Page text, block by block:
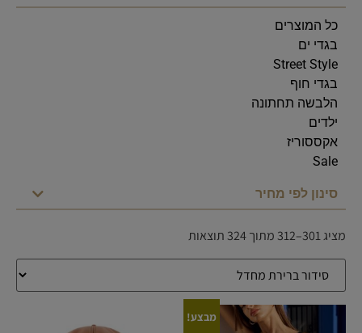
כל המוצרים
בגדי ים
Street Style
בגדי חוף
הלבשה תחתונה
ילדים
אקססוריז
Sale
סינון לפי מחיר
מציג 301–312 מתוך 324 תוצאות
מבצע!